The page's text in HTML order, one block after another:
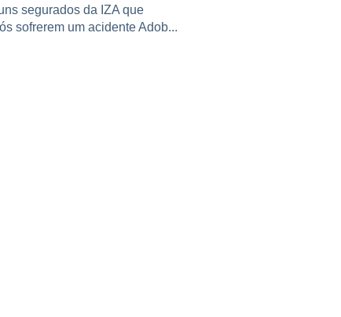
segurados da IZA que
sofrerem um acidente Adob...